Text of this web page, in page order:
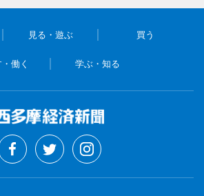
見る・遊ぶ 買う
働く 学ぶ・知る